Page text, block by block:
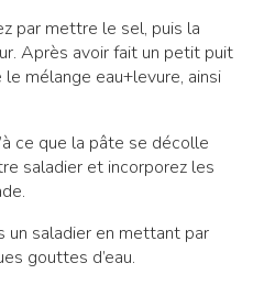
par mettre le sel, puis la
Après avoir fait un petit puit
mélange eau+levure, ainsi
ce que la pâte se décolle
saladier et incorporez les
un saladier en mettant par
gouttes d’eau.